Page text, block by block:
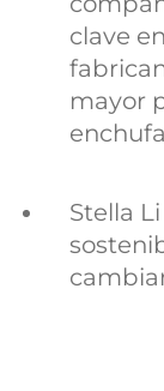
clave
mayor
Stella